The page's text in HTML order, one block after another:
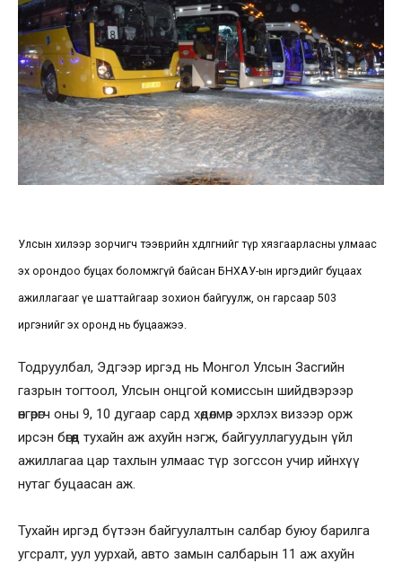
Улсын хилээр зорчигч тээврийн хөдөлгөөнийг түр хязгаарласны улмаас
эх орондоо буцах боломжгүй байсан БНХАУ-ын иргэдийг буцаах
ажиллагааг үе шаттайгаар зохион байгуулж, он гарсаар 503
иргэнийг эх оронд нь буцаажээ.
Тодруулбал, Эдгээр иргэд нь Монгол Улсын Засгийн
газрын тогтоол, Улсын онцгой комиссын шийдвэрээр
өнгөрөгч оны 9, 10 дугаар сард хөдөлмөр эрхлэх визээр орж
ирсэн бөгөөд тухайн аж ахуйн нэгж, байгууллагуудын үйл
ажиллагаа цар тахлын улмаас түр зогссон учир ийнхүү
нутаг буцаасан аж.
Тухайн иргэд бүтээн байгуулалтын салбар буюу барилга
угсралт, уул уурхай, авто замын салбарын 11 аж ахуйн